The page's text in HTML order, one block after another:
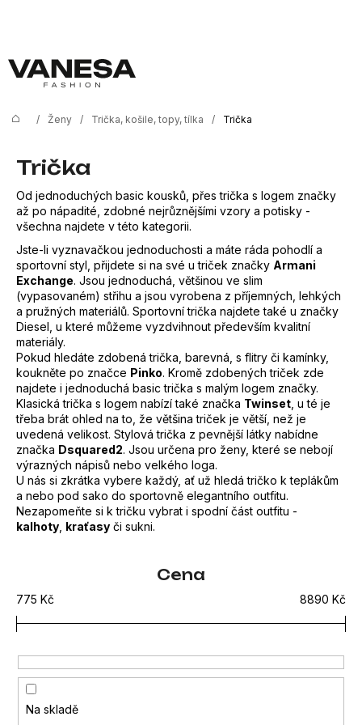
Domů
/ Ženy / Trička, košile, topy, tílka / Trička
Trička
Od jednoduchých basic kousků, přes trička s logem značky
až po nápadité, zdobné nejrůznějšími vzory a potisky -
všechna najdete v této kategorii.
Jste-li vyznavačkou jednoduchosti a máte ráda pohodlí a
sportovní styl, přijdete si na své u triček značky Armani
Exchange. Jsou jednoduchá, většinou ve slim
(vypasovaném) střihu a jsou vyrobena z příjemných, lehkých
a pružných materiálů. Sportovní trička najdete také u značky
Diesel , u které můžeme vyzdvihnout především kvalitní
materiály.
Pokud hledáte zdobená trička, barevná, s flitry či kamínky,
koukněte po značce Pinko. Kromě zdobených triček zde
najdete i jednoduchá basic trička s malým logem značky.
Klasická trička s logem nabízí také značka Twinset , u té je
třeba brát ohled na to, že většina triček je větší, než je
uvedená velikost. Stylová trička z pevnější látky nabídne
značka Dsquared2. Jsou určena pro ženy, které se nebojí
výrazných nápisů nebo velkého loga.
U nás si zkrátka vybere každý, ať už hledá tričko k teplákům
a nebo pod sako do sportovně elegantního outfitu.
Nezapomeňte si k tričku vybrat i spodní část outfitu -
kalhoty kraťasy či sukni.
Cena
775 Kč 8890 Kč
Na skladě
p
i
s
p
š
o
o
t
ř
e
b
u
j
e
t
e
n
a
j
í
t
?
D
o
p